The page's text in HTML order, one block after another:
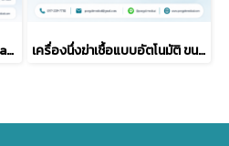
เครื่องนึ่งฆ่าเชื้อ Autoclave icanclave STE-18-E และ STE-23-E (ระบบ drying plus) เครื่องนึ่งฆ่าเชื้อแบบอัตโนมัติ ขนาด 35 ลิตร รุ่น LS-35HD